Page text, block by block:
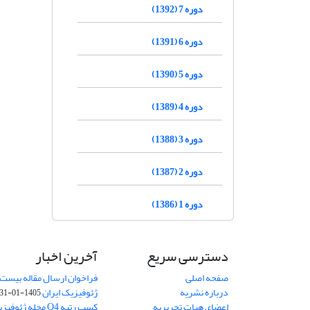
دوره 7 (1392)
دوره 6 (1391)
دوره 5 (1390)
دوره 4 (1389)
دوره 3 (1388)
دوره 2 (1387)
دوره 1 (1386)
دسترسی سریع
صفحه اصلی
درباره نشریه
آخرین اخبار
فراخوان ارسال مقاله
ژئوفیزیک ایران1405-01-31